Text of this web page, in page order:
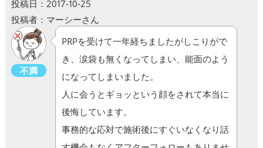
投稿日：2017-10-25
投稿者：マーシーさん
不満
PRPを受けて一年経ちましたがしこりがで
き、涙袋も無くなってしまい、能面のよう
になってしまいました。
人に会うとギョッという顔をされて本当に
後悔しています。
事務的な応対で施術後にすぐいなくなり話